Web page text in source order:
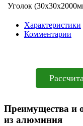
Уголок
Характеристики
Комментарии
Преимущества и
из алюминия